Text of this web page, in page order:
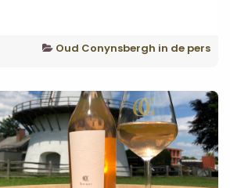
Oud Conynsbergh in de pers